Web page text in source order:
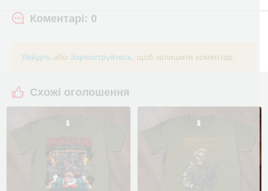
Коментарі: 0
Увійдіть або Зареєструйтесь , щоб залишити коментар.
Схожі оголошення